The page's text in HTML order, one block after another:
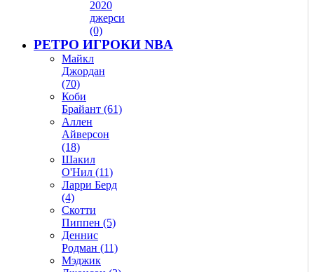
2020
джерси
(0)
РЕТРО ИГРОКИ NBA
Майкл
Джордан
(70)
Коби
Брайант (61)
Аллен
Айверсон
(18)
Шакил
О'Нил (11)
Ларри Берд
(4)
Скотти
Пиппен (5)
Деннис
Родман (11)
Мэджик